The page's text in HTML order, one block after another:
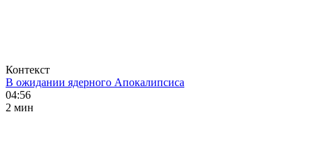
Контекст
В ожидании ядерного Апокалипсиса
04:56
2 мин